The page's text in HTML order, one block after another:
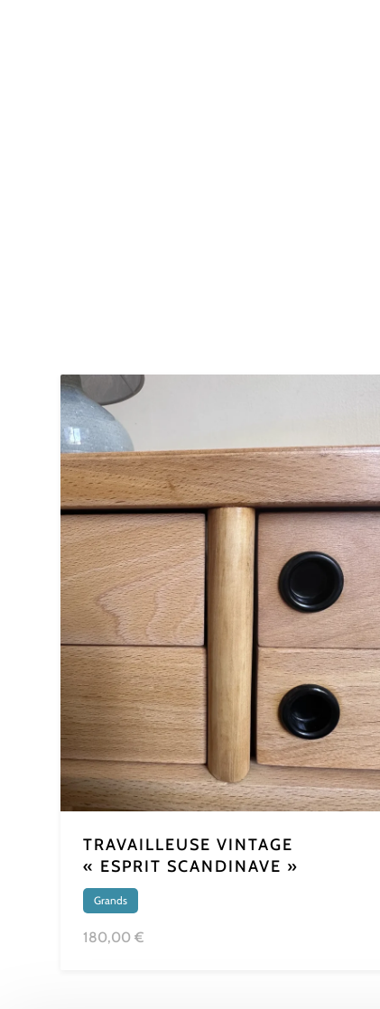
TRAVAILLEUSE VINTAGE
« ESPRIT SCANDINAVE »
Grands
180,00 €